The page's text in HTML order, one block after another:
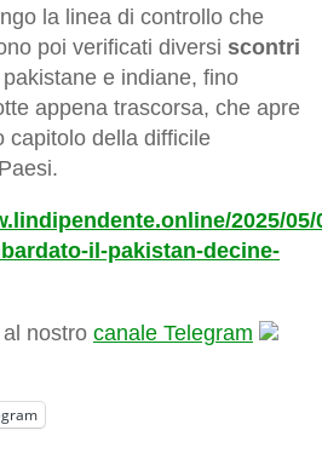
la linea di controllo che
poi verificati diversi scontri
e indiane, fino
appena trascorsa, che apre
capitolo della difficile
2025/05/
il-pakistan-decine-
nostro canale Telegram